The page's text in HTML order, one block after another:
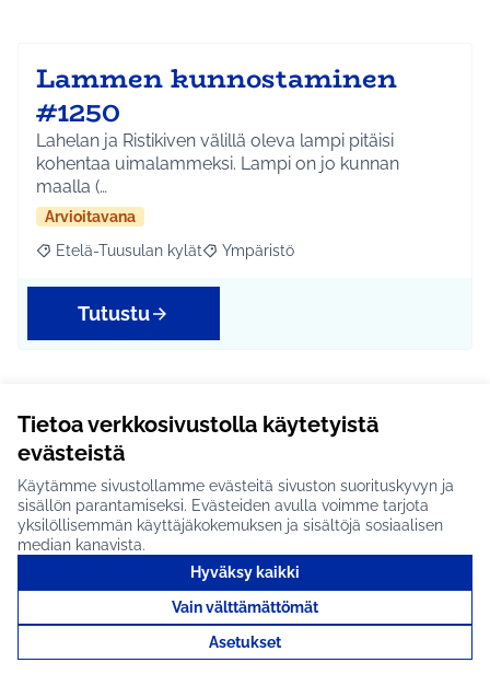
Tietoa verkkosivustolla käytetyistä
evästeistä
Käytämme sivustollamme evästeitä sivuston suorituskyvyn ja
sisällön parantamiseksi. Evästeiden avulla voimme tarjota
yksilöllisemmän käyttäjäkokemuksen ja sisältöjä sosiaalisen
median kanavista.
Hyväksy kaikki
Vain välttämättömät
Asetukset
Lammen kunnostaminen
#1250
Lahelan ja Ristikiven välillä oleva lampi pitäisi
kohentaa uimalammeksi. Lampi on jo kunnan
maalla (…
Arvioitavana
Rajaa tulokset aihepiirin mukaan: Etelä-Tuusulan kylät
Etelä-Tuusulan kylät Rajaa tulokset teeman mukaan:
Ympäristö
Tutustu
Valoteos Jokelan lukion
puoleiselle lammelle #1463
IDEAN KUVAUS: Jokelan lukion vieressä olevalle
lammelle voitaisiin toteuttaa Jokelalle
tunnuksenomai…
Rajaa tulokset aihepiirin mukaan: Jokela
Rajaa tulokset teeman mukaan: Kulttuuri ja
Kulttuuri ja tapahtumat
Tutustu